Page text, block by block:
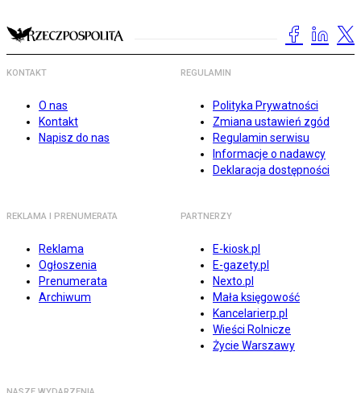
KONTAKT
O nas
Kontakt
Napisz do nas
REGULAMIN
Polityka Prywatności
Zmiana ustawień zgód
Regulamin serwisu
Informacje o nadawcy
Deklaracja dostępności
REKLAMA I PRENUMERATA
Reklama
Ogłoszenia
Prenumerata
Archiwum
PARTNERZY
E-kiosk.pl
E-gazety.pl
Nexto.pl
Mała księgowość
Kancelarierp.pl
Wieści Rolnicze
Życie Warszawy